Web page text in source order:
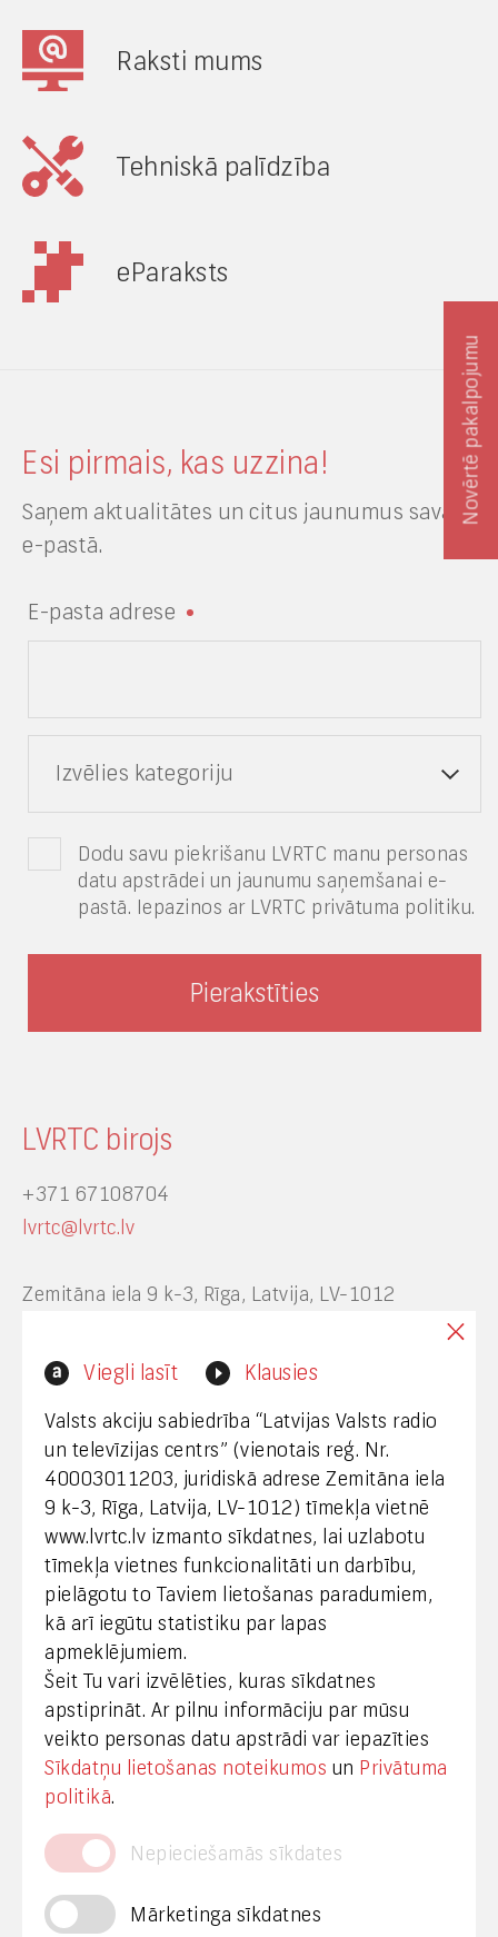
Viegli lasīt Klausies
Valsts akciju sabiedrība “Latvijas Valsts radio
un televīzijas centrs” (vienotais reģ. Nr.
40003011203, juridiskā adrese Zemitāna iela
9 k-3, Rīga, Latvija, LV-1012) tīmekļa vietnē
www.lvrtc.lv izmanto sīkdatnes, lai uzlabotu
tīmekļa vietnes funkcionalitāti un darbību,
pielāgotu to Taviem lietošanas paradumiem,
kā arī iegūtu statistiku par lapas
apmeklējumiem.
Šeit Tu vari izvēlēties, kuras sīkdatnes
apstiprināt. Ar pilnu informāciju par mūsu
veikto personas datu apstrādi var iepazīties
Sīkdatņu lietošanas noteikumos un Privātuma
politikā.
Nepieciešamās sīkdates
Mārketinga sīkdatnes
Novērtē pakalpojumu
Raksti mums
Tehniskā palīdzība
eParaksts
Esi pirmais, kas uzzina!
Saņem aktualitātes un citus jaunumus savā
e-pastā.
E-pasta adrese
Izvēlies kategoriju
Dodu savu piekrišanu LVRTC manu personas
datu apstrādei un jaunumu saņemšanai e-
pastā. Iepazinos ar LVRTC privātuma politiku.
LVRTC birojs
+371 67108704
lvrtc@lvrtc.lv
Zemitāna iela 9 k-3, Rīga, Latvija, LV-1012
Interneta vietnes www.lvrtc.lv administrators:
Klientu apkalpošana
+371 67108787
Medijiem
+371 29665001
vineta.sprugaine@lvrtc.lv
© VAS Latvijas Valsts radio un televīzijas centrs,